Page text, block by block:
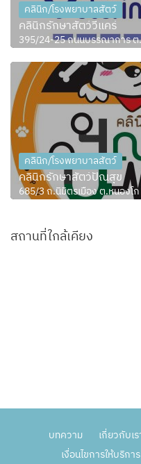
คลินิก/โรงพยาบาลสัตว์
คลินิกรักษาสัตว์วีแคร์
395/24-25 ถนนบรรณาการ ต
คลินิก/โรงพยาบาลสัตว์
คลินิกรักษาสัตว์ปัณสุข
685/3 ถ.นิมิตรเมือง ต.หนองโ
สถานที่ใกล้เคียง
บทความ เกี่ยวกับเร
เงื่อนไขการให้บริการ